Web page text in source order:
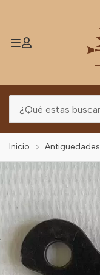
Inicio Antiguedades